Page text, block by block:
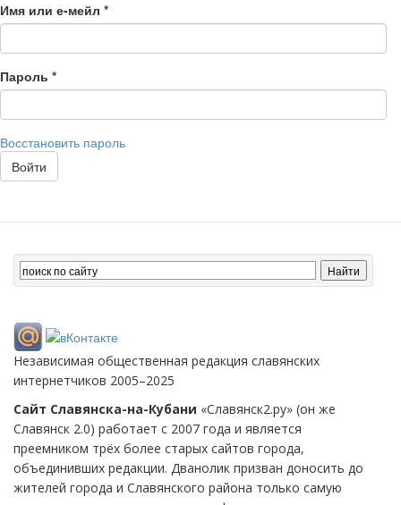
Имя или е-мейл *
Пароль *
Восстановить пароль
Войти
Независимая общественная редакция славянских
интернетчиков 2005–2025
Сайт Славянска-на-Кубани «Славянск2.ру» (он же
Славянск 2.0) работает с 2007 года и является
преемником трёх более старых сайтов города,
объединивших редакции. Дванолик призван доносить до
жителей города и Славянского района только самую